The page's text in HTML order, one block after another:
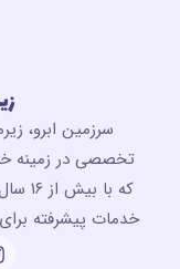
سرزمین ابرو،
تخصصی در زمینه
که
خدمات پیشرفته